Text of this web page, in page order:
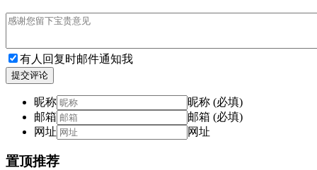
有人回复时邮件通知我
提交评论
昵称
昵称 (必填)
邮箱
邮箱 (必填)
网址
网址
置顶推荐